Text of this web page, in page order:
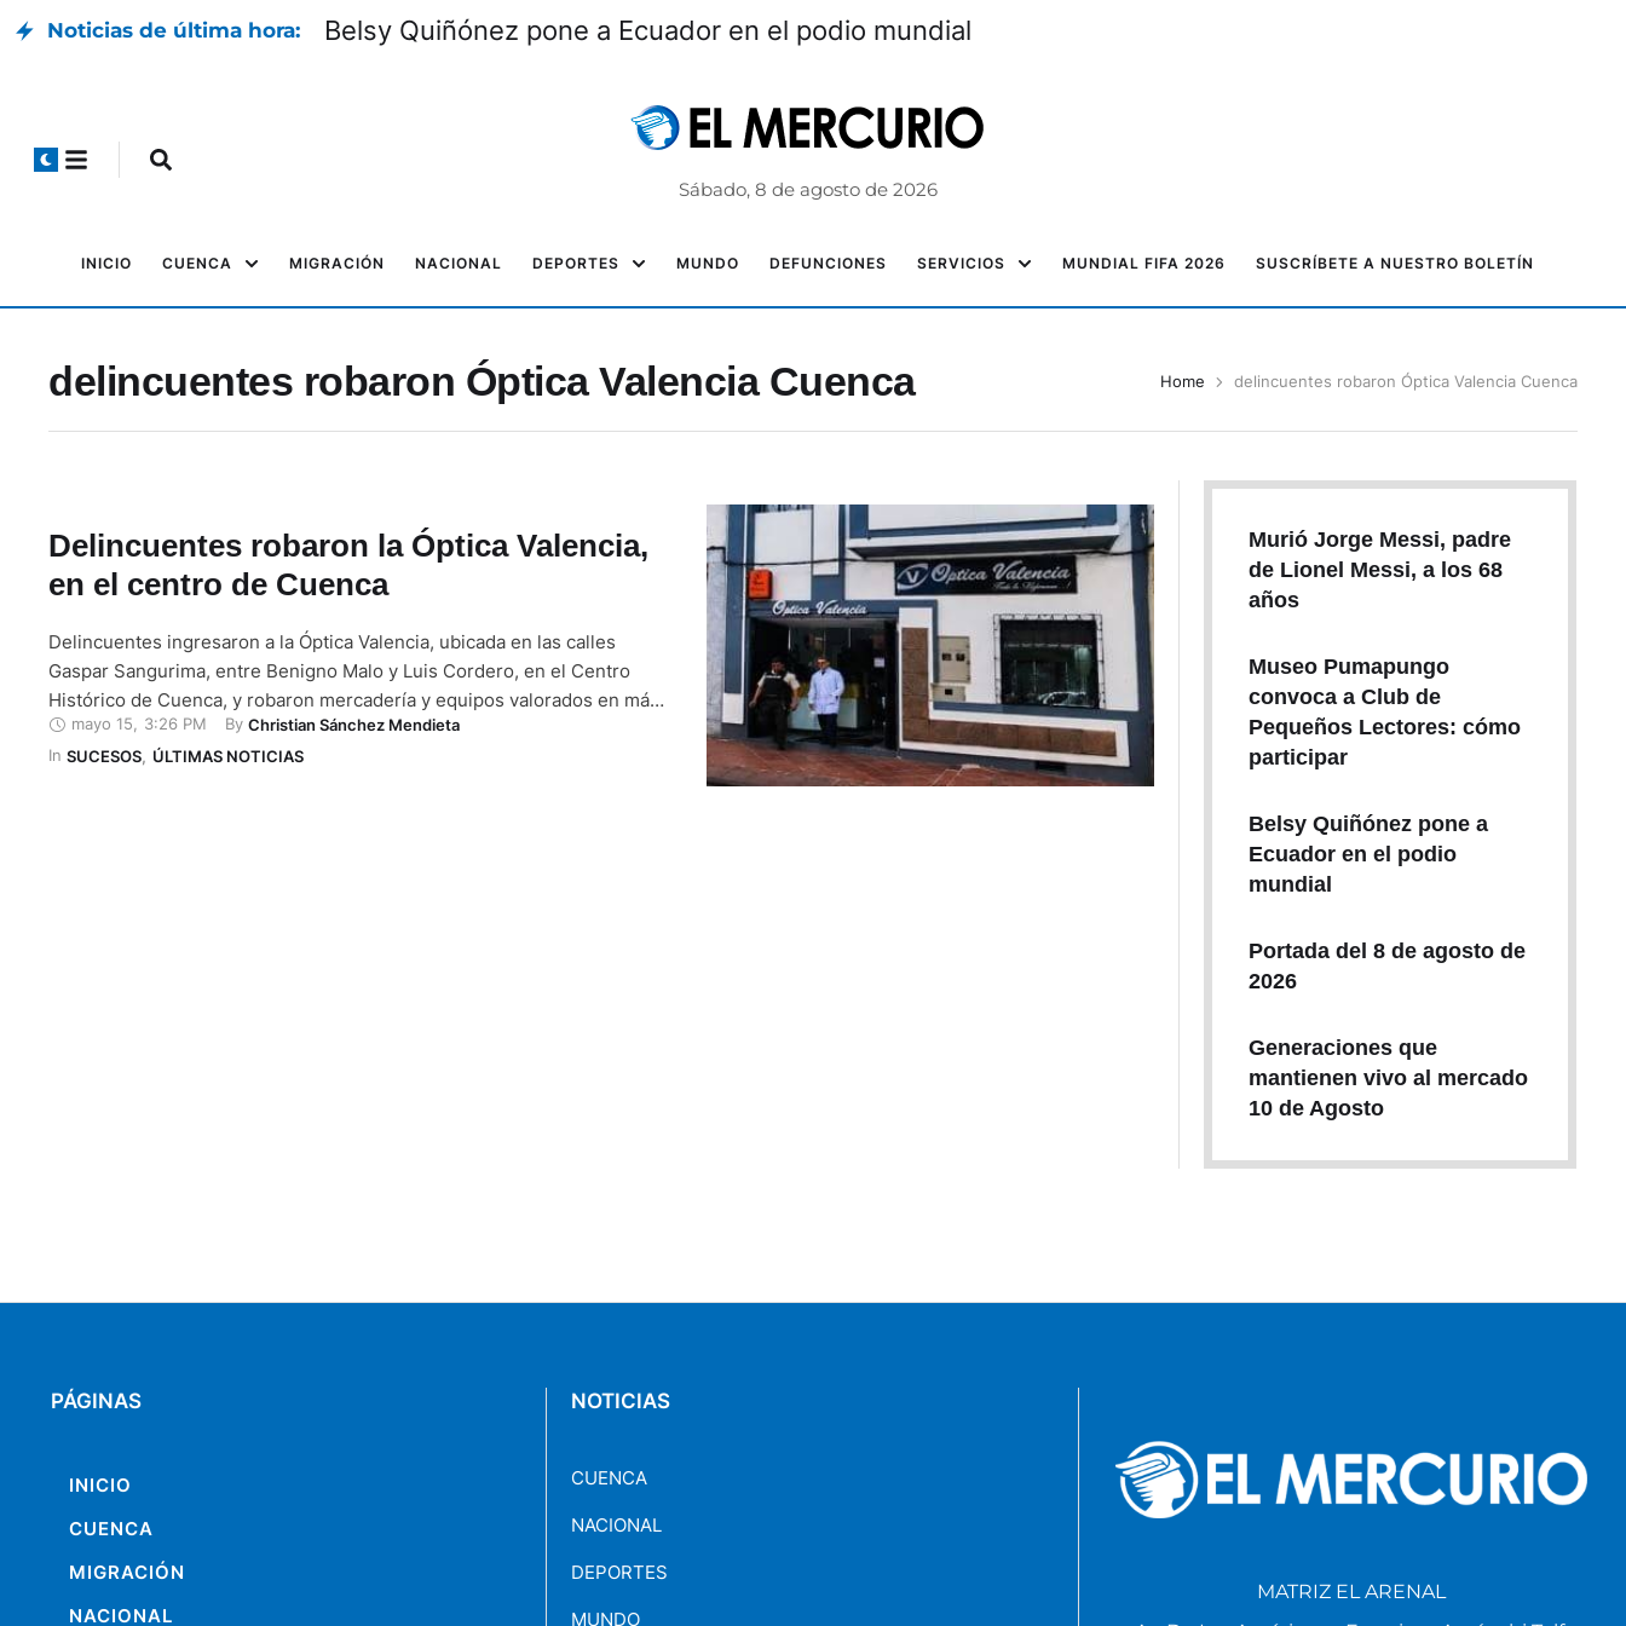
Noticias de última hora: Belsy Quiñónez pone a Ecuador en el podio mundial
Sábado, 8 de agosto de 2026
INICIO CUENCA MIGRACIÓN NACIONAL DEPORTES MUNDO DEFUNCIONES SERVICIOS MUNDIAL FIFA 2026 SUSCRÍBETE A NUESTRO BOLETÍN
delincuentes robaron Óptica Valencia Cuenca Home delincuentes robaron Óptica Valencia Cuenca
Delincuentes robaron la Óptica Valencia,
en el centro de Cuenca
Delincuentes ingresaron a la Óptica Valencia, ubicada en las calles
Gaspar Sangurima, entre Benigno Malo y Luis Cordero, en el Centro
Histórico de Cuenca, y robaron mercadería y equipos valorados en más
de 5.000 dólares. El atraco ocurrió este 15 de mayo de 2026. La Policía
Nacional acudió al sitio tras una alerta emitida por …
mayo 15 3:26 PM By Christian Sánchez Mendieta
In SUCESOS, ÚLTIMAS NOTICIAS
Murió Jorge Messi, padre
de Lionel Messi, a los 68
años
Museo Pumapungo
convoca a Club de
Pequeños Lectores: cómo
participar
Belsy Quiñónez pone a
Ecuador en el podio
mundial
Portada del 8 de agosto de
2026
Generaciones que
mantienen vivo al mercado
10 de Agosto
PÁGINAS
INICIO
CUENCA
MIGRACIÓN
NACIONAL
NOTICIAS
CUENCA
NACIONAL
DEPORTES
MUNDO
MATRIZ EL ARENAL